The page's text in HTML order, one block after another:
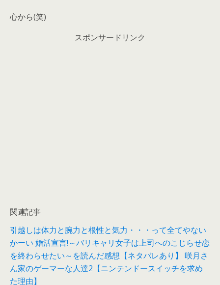
心から(笑)
スポンサードリンク
関連記事
引越しは体力と腕力と根性と気力・・・って全てやない
かーい 婚活宣言!～バリキャリ女子は上司へのこじらせ恋
を終わらせたい～を読んだ感想【ネタバレあり】
咲月さ
ん家のゲーマーな人達2【ニンテンドースイッチを求め
た理由】